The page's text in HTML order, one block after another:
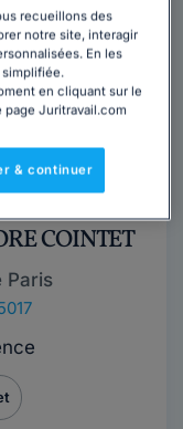
passion
Lire la suite
COINTET
Paris
recueillons des
notre site, interagir
En les
simplifiée.
en cliquant sur le
Juritravail.com
& continuer